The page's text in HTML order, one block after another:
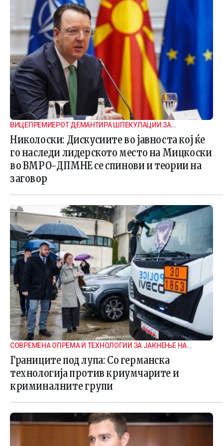
ВИЦЕПРЕМИЕРОТ ДЕМАНТИРА ШПЕКУЛАЦИИ ЗА
ВНАТРЕПАРТИСКИ ПОДЕЛБИ
Николоски: Дискусиите во јавноста кој ќе
го наследи лидерското место на Мицкоски
во ВМРО-ДПМНЕ се спинови и теории на
заговор
СОВРЕМЕНА ОПРЕМА И ТЕХНОЛОГИИ ЗА ЈАКНЕЊЕ НА
ГРАНИЧНАТА БЕЗБЕДНОСТ
Границите под лупа: Со германска
технологија против криумчарите и
криминалните групи